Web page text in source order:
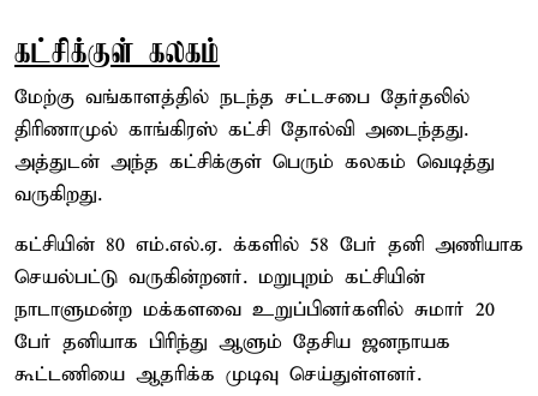
கட்சிக்குள் கலகம்
மேற்கு வங்காளத்தில் நடந்த சட்டசபை தேர்தலில்
திரிணாமுல் காங்கிரஸ் கட்சி தோல்வி அடைந்தது.
அத்துடன் அந்த கட்சிக்குள் பெரும் கலகம் வெடித்து
வருகிறது.
கட்சியின் 80 எம்.எல்.ஏ. க்களில் 58 பேர் தனி அணியாக
செயல்பட்டு வருகின்றனர். மறுபுறம் கட்சியின்
நாடாளுமன்ற மக்களவை உறுப்பினர்களில் சுமார் 20
பேர் தனியாக பிரிந்து ஆளும் தேசிய ஜனநாயக
கூட்டணியை ஆதரிக்க முடிவு செய்துள்ளனர்.